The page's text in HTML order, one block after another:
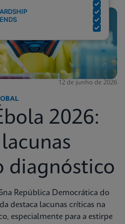
12 de junho de 2026
2026:
diagnóstico
República Democrática do
destaca lacunas críticas na
especialmente para a estirpe